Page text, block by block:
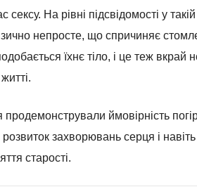
На рівні підсвідомості у такій
непросте, що спричиняє
їхнє тіло, і це теж вкрай
ймовірність
захворювань серця і
старості.